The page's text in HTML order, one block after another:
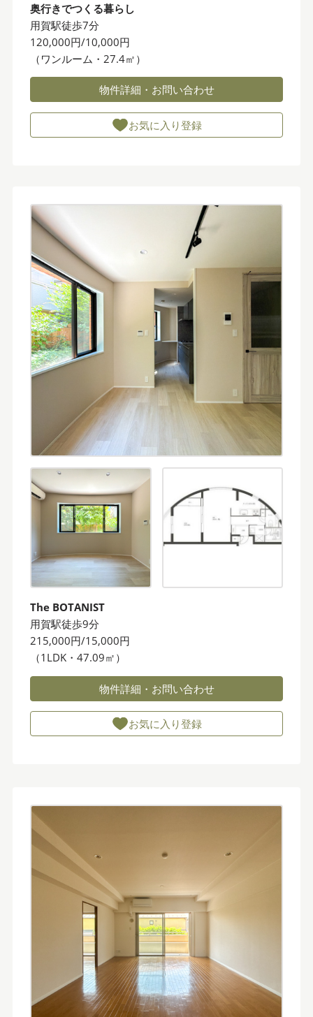
奥行きでつくる暮らし
用賀駅徒歩7分
120,000円/10,000円
（ワンルーム・27.4㎡）
物件詳細・お問い合わせ
お気に入り登録
The BOTANIST
用賀駅徒歩9分
215,000円/15,000円
（1LDK・47.09㎡）
物件詳細・お問い合わせ
お気に入り登録